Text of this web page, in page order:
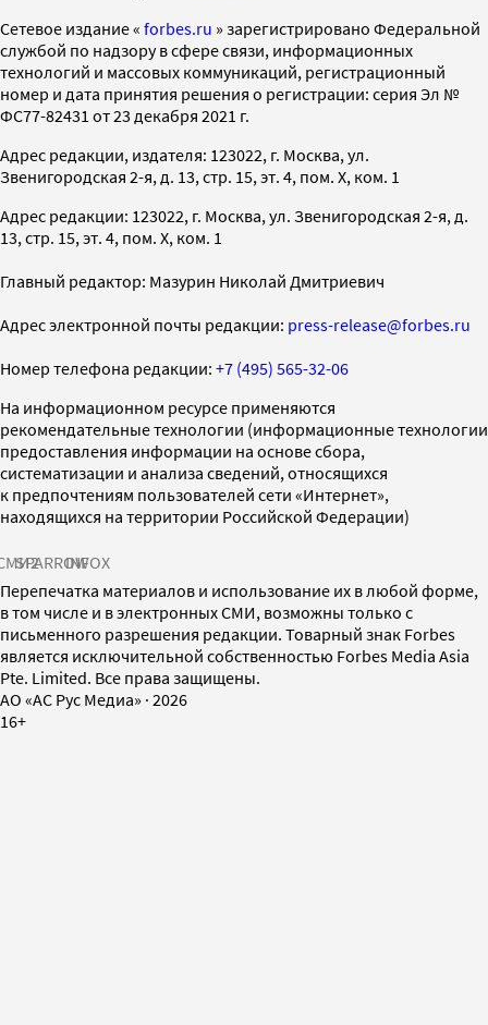
Cетевое издание « forbes.ru » зарегистрировано Федеральной
службой по надзору в сфере связи, информационных
технологий и массовых коммуникаций, регистрационный
номер и дата принятия решения о регистрации: серия Эл №
ФС77-82431 от 23 декабря 2021 г.
Адрес редакции, издателя: 123022, г. Москва, ул.
Звенигородская 2-я, д. 13, стр. 15, эт. 4, пом. X, ком. 1
Адрес редакции: 123022, г. Москва, ул. Звенигородская 2-я, д.
13, стр. 15, эт. 4, пом. X, ком. 1
Главный редактор: Мазурин Николай Дмитриевич
Адрес электронной почты редакции: press-release@forbes.ru
Номер телефона редакции: +7 (495) 565-32-06
На информационном ресурсе применяются
рекомендательные технологии (информационные технологии
предоставления информации на основе сбора,
систематизации и анализа сведений, относящихся
к предпочтениям пользователей сети «Интернет»,
находящихся на территории Российской Федерации)
SPARROWINFOX
Перепечатка материалов и использование их в любой форме,
в том числе и в электронных СМИ, возможны только с
письменного разрешения редакции. Товарный знак Forbes
является исключительной собственностью Forbes Media Asia
Pte. Limited. Все права защищены.
AO «АС Рус Медиа» · 2026
16+